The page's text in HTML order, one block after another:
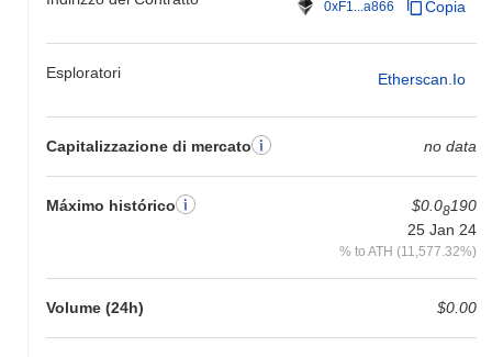
0xF1...a866 Copia
Esploratori Etherscan.io
Capitalizzazione di mercato no data
Máximo histórico $0.08190
25 Jan 24
% to ATH (11,577.32%)
Volume (24h) $0.00
un guadagno del0.27% . Ciò indica un ritardo temporaneo
più ampio.